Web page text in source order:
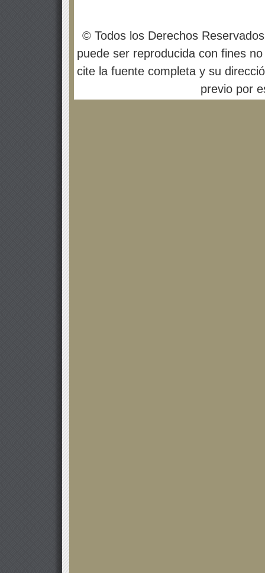
© Todos los Derechos
puede ser reproducida con fines
cite la fuente completa y su
previo por